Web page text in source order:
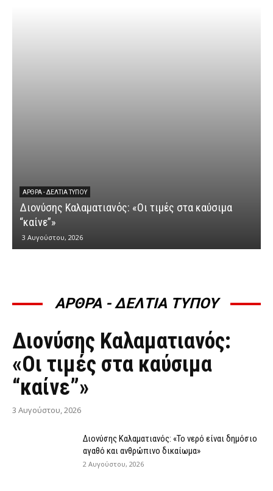
ΆΡΘΡΑ - ΔΕΛΤΊΑ ΤΎΠΟΥ
Διονύσης Καλαματιανός: «Οι τιμές στα καύσιμα
“καίνε”»
3 Αυγούστου, 2026
ΑΡΘΡΑ - ΔΕΛΤΙΑ ΤΥΠΟΥ
ΆΡΘΡΑ - ΔΕΛΤΊΑ ΤΎΠΟΥ
Διονύσης Καλαματιανός:
«Οι τιμές στα καύσιμα
“καίνε”»
3 Αυγούστου, 2026
Διονύσης Καλαματιανός: «Το νερό είναι δημόσιο
αγαθό και ανθρώπινο δικαίωμα»
2 Αυγούστου, 2026